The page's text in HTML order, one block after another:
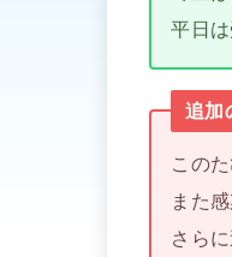
平日
追加
この
また
さら